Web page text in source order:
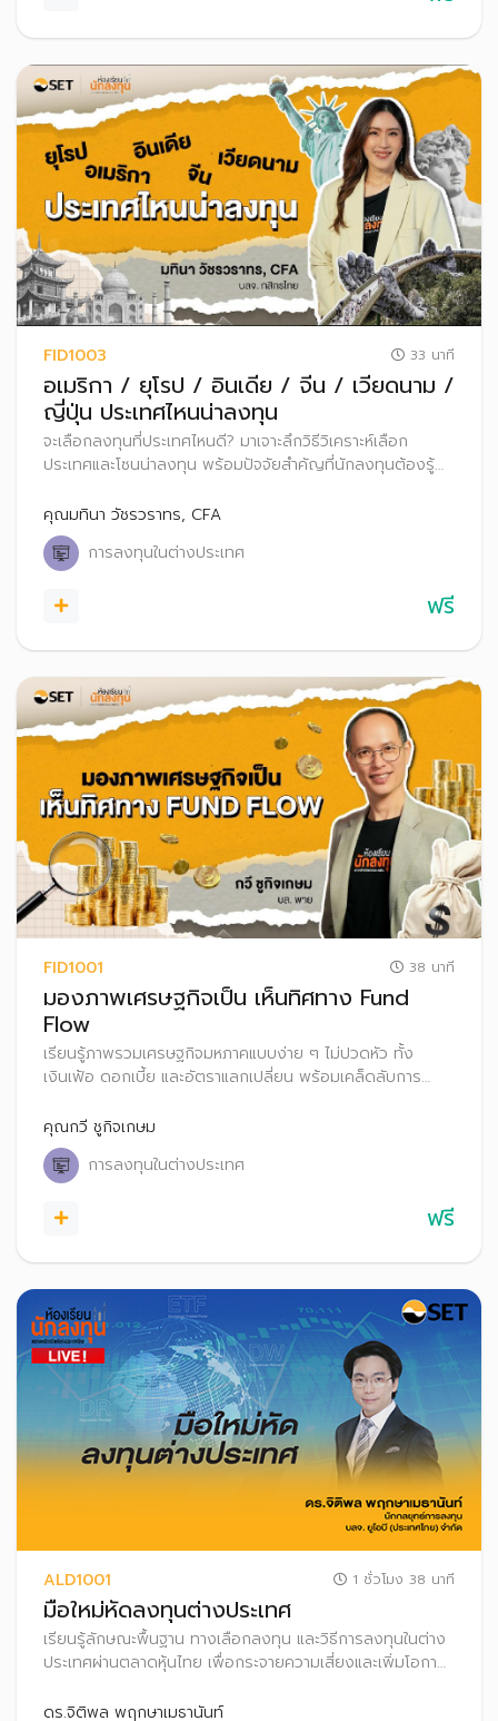
FID1003 33 นาที
อเมริกา / ยุโรป / อินเดีย / จีน / เวียดนาม /
ญี่ปุ่น ประเทศไหนน่าลงทุน
จะเลือกลงทุนที่ประเทศไหนดี? มาเจาะลึกวิธีวิเคราะห์เลือก
ประเทศและโซนน่าลงทุน พร้อมปัจจัยสำคัญที่นักลงทุนต้องรู้
ยุโรป จีน อินเดีย เวียดนาม หรือญี่ปุ่น
คุณมทินา วัชรวราทร, CFA
การลงทุนในต่างประเทศ
ฟรี
FID1001 38 นาที
มองภาพเศรษฐกิจเป็น เห็นทิศทาง Fund
Flow
เรียนรู้ภาพรวมเศรษฐกิจมหภาคแบบง่าย ๆ ไม่ปวดหัว ทั้ง
เงินเฟ้อ ดอกเบี้ย และอัตราแลกเปลี่ยน พร้อมเคล็ดลับการ
คุณกวี ชูกิจเกษม
การลงทุนในต่างประเทศ
ฟรี
ALD1001 1 ชั่วโมง 38 นาที
มือใหม่หัดลงทุนต่างประเทศ
เรียนรู้ลักษณะพื้นฐาน ทางเลือกลงทุน และวิธีการลงทุนในต่าง
ประเทศผ่านตลาดหุ้นไทย เพื่อกระจายความเสี่ยงและเพิ่มโอกาส
ดร.จิติพล พฤกษาเมธานันท์